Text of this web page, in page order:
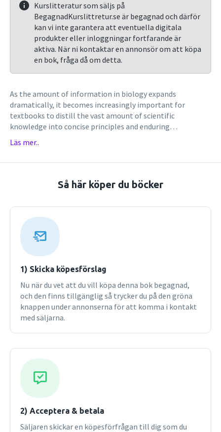
Kurslitteratur som säljs på
BegagnadKurslittretur.se är begagnad och därför
kan vi inte garantera att eventuella digitala
produkter eller inloggningar fortfarande är
aktiva. När ni kontaktar en annonsör om att köpa
en bok, fråga då om detta.
As the amount of information in biology expands
dramatically, it becomes increasingly important for
textbooks to distill the vast amount of scientific
knowledge into concise principles and enduring
concepts.As with previous editions, Molecular Biology of
the Cell, Sixth Edition accomplishes this goal with clear
research in the field of cell biology, and it provides an
exceptional framework for teaching and learning. The
function relationships, icons are simpler and more
consistent within and between chapters, and micrographs
have been refreshed and updated with newer, clearer, or
better images. As a new feature, each chapter now contains
intriguing openended questions highlighting "What We
future research. Updated end-of-chapter problems reflect
new research discussed in the text, and these problems
have been expanded to all chapters by adding questions on
developmental biology, tissues and stem cells, pathogens,
and the immune system.
Läs mer..
Så här köper du böcker
1) Skicka köpesförslag
Nu när du vet att du vill köpa denna bok begagnad,
och den finns tillgänglig så trycker du på den gröna
knappen under annonserna för att komma i kontakt
med säljarna.
2) Acceptera & betala
Säljaren skickar en köpesförfrågan till dig som du